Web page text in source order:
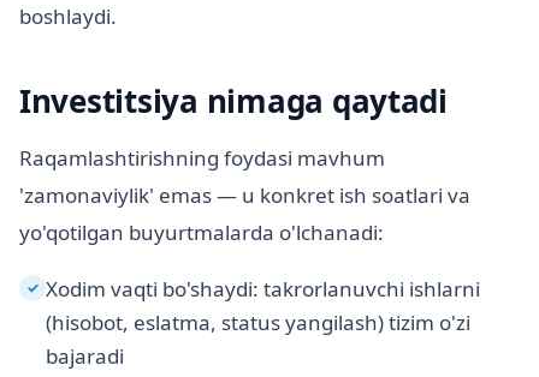
boshlaydi.
Investitsiya nimaga qaytadi
Raqamlashtirishning foydasi mavhum
'zamonaviylik' emas — u konkret ish soatlari va
yo'qotilgan buyurtmalarda o'lchanadi:
✓ Xodim vaqti bo'shaydi: takrorlanuvchi ishlarni
(hisobot, eslatma, status yangilash) tizim o'zi
bajaradi